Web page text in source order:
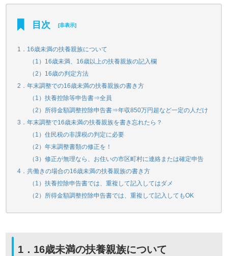
目次 [非表示]
1．16歳未満の扶養親族について
（1）16歳未満、16歳以上の扶養親族の記入欄
（2）16歳の判定方法
2．年末調整での16歳未満の扶養親族の書き方
（1）扶養控除等申告書⇒全員
（2）所得金額調整控除申告書⇒年収850万円超など一定の人だけ
3．年末調整で16歳未満の扶養親族を書き忘れたら？
（1）住民税の非課税の判定に必要
（2）年末調整書類の修正を！
（3）修正が無理なら、お住いの市区町村に連絡または確定申告
4．共働きの場合の16歳未満の扶養親族の書き方
（1）扶養控除申告書では、重複して記入してはダメ
（2）所得金額調整控除申告書では、重複して記入してもOK
1．16歳未満の扶養親族について